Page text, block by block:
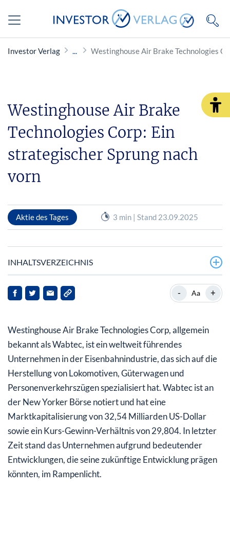
Investor Verlag Westinghouse Air Brake Technologies
Westinghouse Air Brake
Technologies Corp: Ein
strategischer Sprung nach
vorn
Aktie des Tages 3 min | Stand 23.09.2025
INHALTSVERZEICHNIS
Was bedeutet die aktuelle Analystenbewertung für
Wabtec?
Kasachstan?
Welchen Einfluss hat die Aktienperformance auf die
Bewertung von Wabtec?
Welche allgemeinen Markttrends wirken sich auf
Wabtec aus?
- Aa +
Westinghouse Air Brake Technologies Corp, allgemein
bekannt als Wabtec, ist ein weltweit führendes
Unternehmen in der Eisenbahnindustrie, das sich auf die
Herstellung von Lokomotiven, Güterwagen und
Personenverkehrszügen spezialisiert hat. Wabtec ist an
der New Yorker Börse notiert und hat eine
Marktkapitalisierung von 32,54 Milliarden US-Dollar
sowie ein Kurs-Gewinn-Verhältnis von 29,804. In letzter
Zeit stand das Unternehmen aufgrund bedeutender
Entwicklungen, die seine zukünftige Entwicklung prägen
könnten, im Rampenlicht.